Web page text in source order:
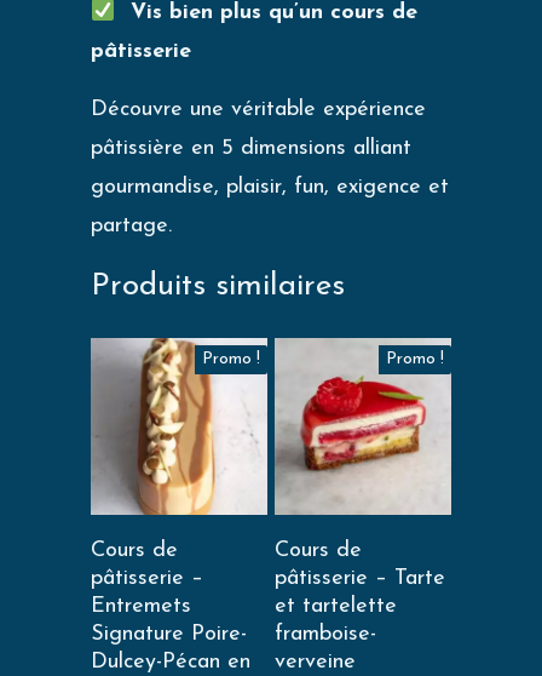
Vis bien plus qu’un cours de
pâtisserie
Découvre une véritable expérience
pâtissière en 5 dimensions alliant
gourmandise, plaisir, fun, exigence et
partage.
Produits similaires
Promo !
Cours de
pâtisserie –
Entremets
Signature Poire-
Dulcey-Pécan en
Promo !
Cours de
pâtisserie – Tarte
et tartelette
framboise-
verveine